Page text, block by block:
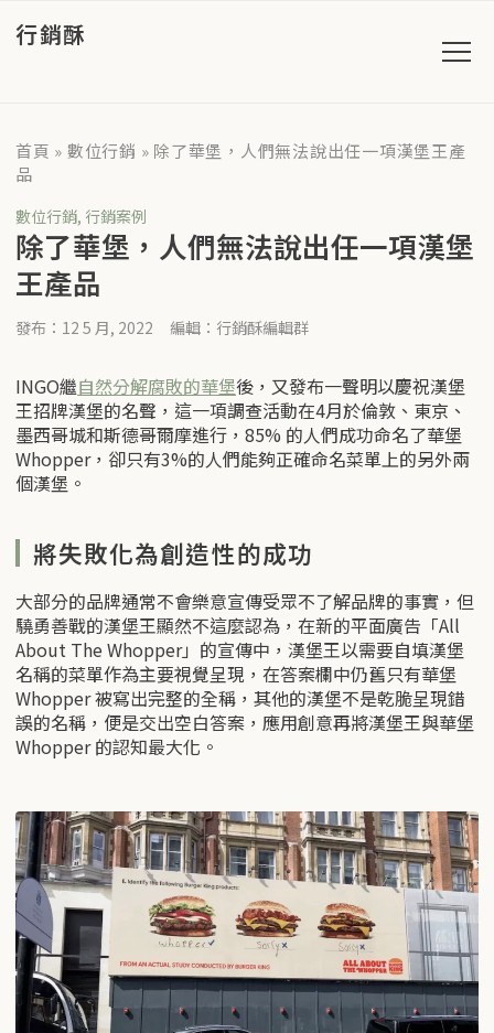
行銷酥
首頁 » 數位行銷 » 除了華堡，人們無法說出任一項漢堡王產
品
數位行銷, 行銷案例
除了華堡，人們無法說出任一項漢堡
王產品
發布：12 5 月, 2022 編輯：行銷酥編輯群
INGO繼自然分解腐敗的華堡後，又發布一聲明以慶祝漢堡
王招牌漢堡的名聲，這一項調查活動在4月於倫敦、東京、
墨西哥城和斯德哥爾摩進行，85% 的人們成功命名了華堡
Whopper，卻只有3%的人們能夠正確命名菜單上的另外兩
個漢堡。
將失敗化為創造性的成功
大部分的品牌通常不會樂意宣傳受眾不了解品牌的事實，但
驍勇善戰的漢堡王顯然不這麼認為，在新的平面廣告「All
About The Whopper」的宣傳中，漢堡王以需要自填漢堡
名稱的菜單作為主要視覺呈現，在答案欄中仍舊只有華堡
Whopper 被寫出完整的全稱，其他的漢堡不是乾脆呈現錯
誤的名稱，便是交出空白答案，應用創意再將漢堡王與華堡
Whopper 的認知最大化。